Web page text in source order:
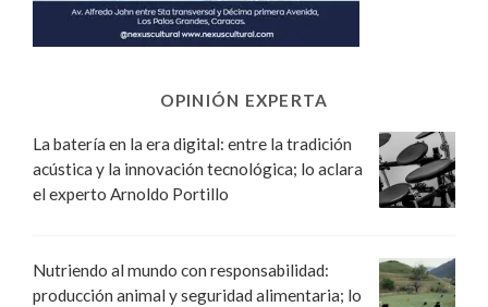
OPINIÓN EXPERTA
La batería en la era digital: entre la tradición
acústica y la innovación tecnológica; lo aclara
el experto Arnoldo Portillo
Nutriendo al mundo con responsabilidad:
producción animal y seguridad alimentaria; lo